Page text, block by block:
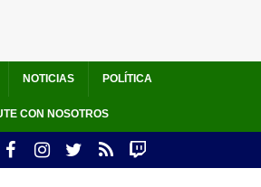
NOTICIAS POLÍTICA
CON NOSOTROS